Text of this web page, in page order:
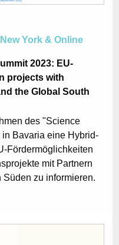
York & Online
2023: EU-
projects with
the Global South
des "Science
Bavaria eine Hybrid-
Fördermöglichkeiten
mit Partnern
zu informieren.